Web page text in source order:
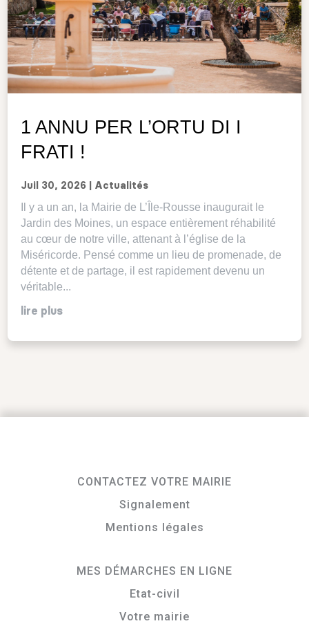
1 ANNU PER L’ORTU DI I
FRATI !
Juil 30, 2026 Actualités
Il y a un an, la Mairie de L’Île-Rousse inaugurait le
Jardin des Moines, un espace entièrement réhabilité
au cœur de notre ville, attenant à l’église de la
Miséricorde. Pensé comme un lieu de promenade, de
détente et de partage, il est rapidement devenu un
véritable...
lire plus
CONTACTEZ VOTRE MAIRIE
Signalement
Mentions légales
MES DÉMARCHES EN LIGNE
Etat-civil
Votre mairie